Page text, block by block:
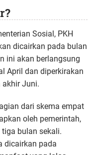
Sosial, PKH
dicairkan pada bulan
ini akan berlangsung
April dan diperkirakan
akhir Juni.
dari skema empat
oleh pemerintah,
bulan sekali.
dicairkan pada